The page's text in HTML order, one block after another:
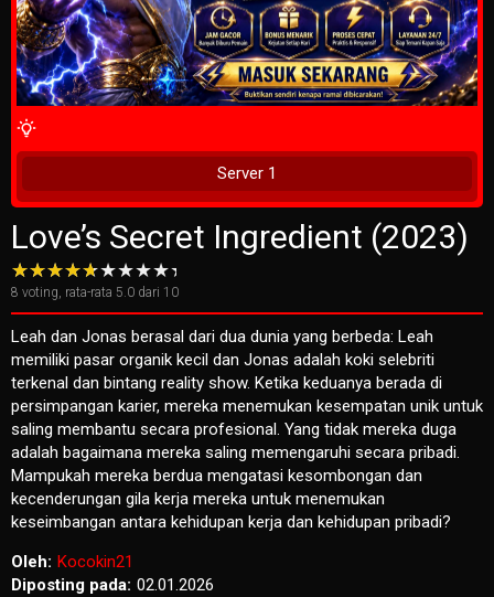
4 Wait Time
Server 1
Love’s Secret Ingredient (2023)
8 voting, rata-rata 5.0 dari 10
Leah dan Jonas berasal dari dua dunia yang berbeda: Leah
memiliki pasar organik kecil dan Jonas adalah koki selebriti
terkenal dan bintang reality show. Ketika keduanya berada di
persimpangan karier, mereka menemukan kesempatan unik untuk
saling membantu secara profesional. Yang tidak mereka duga
adalah bagaimana mereka saling memengaruhi secara pribadi.
Mampukah mereka berdua mengatasi kesombongan dan
kecenderungan gila kerja mereka untuk menemukan
keseimbangan antara kehidupan kerja dan kehidupan pribadi?
Oleh: Kocokin21
Diposting pada: 02.01.2026